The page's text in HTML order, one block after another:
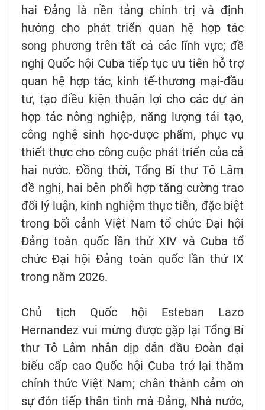
hai Đảng là nền tảng chính trị và định
hướng cho phát triển quan hệ hợp tác
song phương trên tất cả các lĩnh vực; đề
nghị Quốc hội Cuba tiếp tục ưu tiên hỗ trợ
quan hệ hợp tác, kinh tế-thương mại-đầu
tư, tạo điều kiện thuận lợi cho các dự án
hợp tác nông nghiệp, năng lượng tái tạo,
công nghệ sinh học-dược phẩm, phục vụ
thiết thực cho công cuộc phát triển của cả
hai nước. Đồng thời, Tổng Bí thư Tô Lâm
đề nghị, hai bên phối hợp tăng cường trao
đổi lý luận, kinh nghiệm thực tiễn, đặc biệt
trong bối cảnh Việt Nam tổ chức Đại hội
Đảng toàn quốc lần thứ XIV và Cuba tổ
chức Đại hội Đảng toàn quốc lần thứ IX
trong năm 2026.
Chủ tịch Quốc hội Esteban Lazo
Hernandez vui mừng được gặp lại Tổng Bí
thư Tô Lâm nhân dịp dẫn đầu Đoàn đại
biểu cấp cao Quốc hội Cuba trở lại thăm
chính thức Việt Nam; chân thành cảm ơn
sự đón tiếp thân tình mà Đảng, Nhà nước,